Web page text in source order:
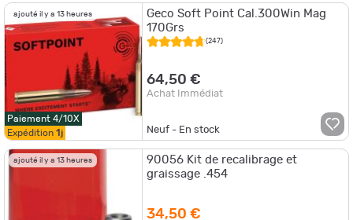
ajouté il y a 13 heures
Paiement 4/10X
Expédition 1j
Geco Soft Point Cal.300Win Mag
170Grs
(247)
64,50 €
Achat Immédiat
Neuf - En stock
ajouté il y a 13 heures
90056 Kit de recalibrage et
graissage .454
34,50 €